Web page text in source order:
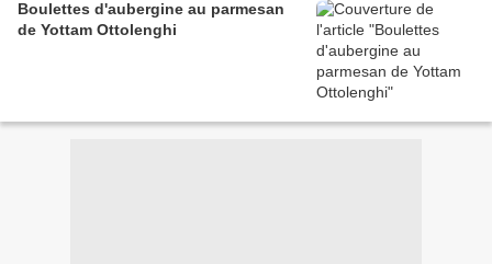
Boulettes d'aubergine au parmesan
de Yottam Ottolenghi